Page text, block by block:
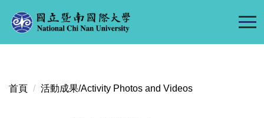
到
區
首頁 活動成果/Activity Photos and Videos